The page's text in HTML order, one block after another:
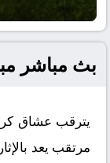
بث مباشر
يترقب عشاق كرة